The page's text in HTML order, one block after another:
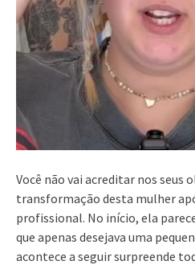
Você não vai acreditar nos seus
transformação desta mulher
profissional. No início, ela
que apenas desejava uma
acontece a seguir surpreende